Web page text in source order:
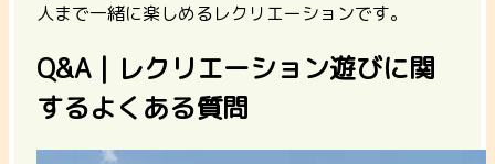
人まで一緒に楽しめるレクリエーションです。
Q&A｜レクリエーション遊びに関
するよくある質問